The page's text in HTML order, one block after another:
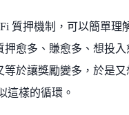
質押機制，可以簡單理
愈多、賺愈多、想投入
於讓獎勵變多，於是又
這樣的循環。